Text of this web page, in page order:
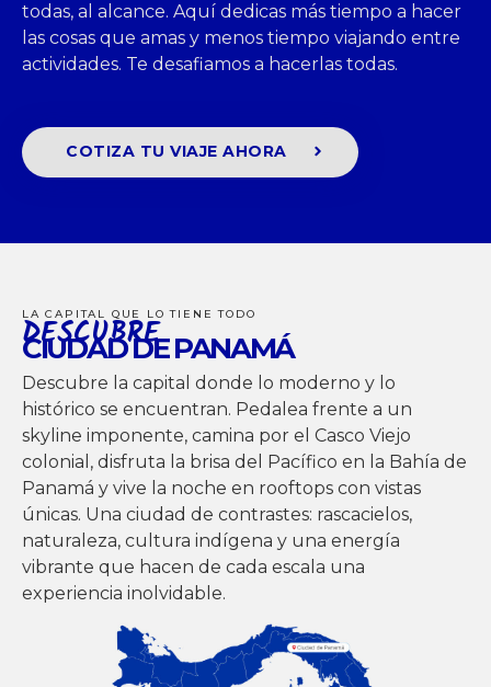
todas, al alcance. Aquí dedicas más tiempo a hacer
las cosas que amas y menos tiempo viajando entre
actividades. Te desafiamos a hacerlas todas.
COTIZA TU VIAJE AHORA
LA CAPITAL QUE LO TIENE TODO
DESCUBRE
CIUDAD DE PANAMÁ
Descubre la capital donde lo moderno y lo
histórico se encuentran. Pedalea frente a un
skyline imponente, camina por el Casco Viejo
colonial, disfruta la brisa del Pacífico en la Bahía de
Panamá y vive la noche en rooftops con vistas
únicas. Una ciudad de contrastes: rascacielos,
naturaleza, cultura indígena y una energía
vibrante que hacen de cada escala una
experiencia inolvidable.